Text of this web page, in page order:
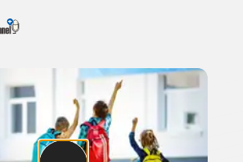
入節目名稱、主持人或關鍵字